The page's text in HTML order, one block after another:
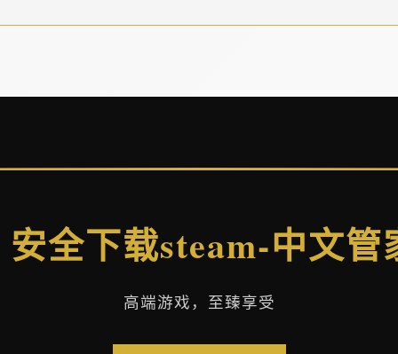
全下载steam-中文管
高端游戏，至臻享受